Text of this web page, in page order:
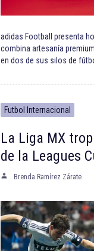
adidas Football presenta
combina artesanía
en dos de sus silos de
Futbol Internacional
La Liga MX
de la Leagues
Brenda Ramírez Zárate